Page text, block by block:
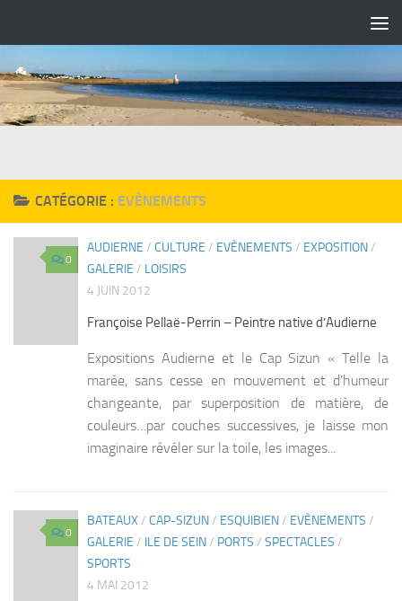
CATÉGORIE : EVÈNEMENTS
0
AUDIERNE / CULTURE / EVÈNEMENTS / EXPOSITION/
GALERIE / LOISIRS
4 JUIN 2012
Françoise Pellaë-Perrin – Peintre native d’Audierne
Expositions Audierne et le Cap Sizun « Telle la
marée, sans cesse en mouvement et d’humeur
changeante, par superposition de matière, de
couleurs…par couches successives, je laisse mon
imaginaire révéler sur la toile, les images...
0
BATEAUX/ CAP-SIZUN/ ESQUIBIEN/ EVÈNEMENTS /
GALERIE / ILE DE SEIN/ PORTS / SPECTACLES /
SPORTS
4 MAI 2012